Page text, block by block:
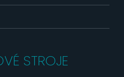
STROJE